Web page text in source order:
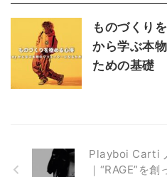
ものづくり
から学ぶ本
ための基礎
Playboi Carti
｜“RAGE”を